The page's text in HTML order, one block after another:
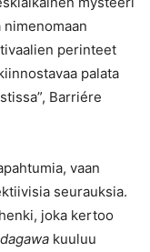
perinteet
palata
Barriére
vaan
seurauksia.
joka kertoo
kuuluu